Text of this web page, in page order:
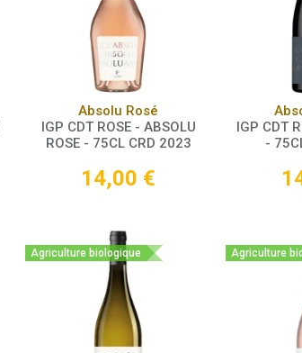
Panier
Absolu Rosé
IGP CDT ROSE - ABSOLU
ROSE - 75CL CRD 2023
14,00 €
IGP CDT
-
Agriculture biologique Agriculture